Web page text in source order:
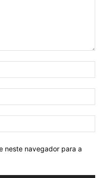
neste navegador para a